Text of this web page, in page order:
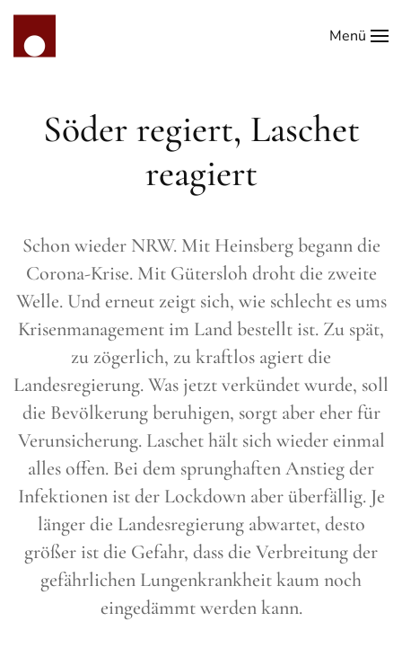
Zum Hauptinhalt springen
Menü
Söder regiert, Laschet
reagiert
Schon wieder NRW. Mit Heinsberg begann die
Corona-Krise. Mit Gütersloh droht die zweite
Welle. Und erneut zeigt sich, wie schlecht es ums
Krisenmanagement im Land bestellt ist. Zu spät,
zu zögerlich, zu kraftlos agiert die
Landesregierung. Was jetzt verkündet wurde, soll
die Bevölkerung beruhigen, sorgt aber eher für
Verunsicherung. Laschet hält sich wieder einmal
alles offen. Bei dem sprunghaften Anstieg der
Infektionen ist der Lockdown aber überfällig. Je
länger die Landesregierung abwartet, desto
größer ist die Gefahr, dass die Verbreitung der
gefährlichen Lungenkrankheit kaum noch
eingedämmt werden kann.